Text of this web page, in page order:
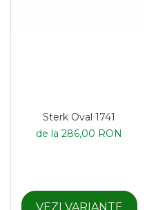
Sterk Oval 1741
de la 286,00 RON
VEZI VARIANTE